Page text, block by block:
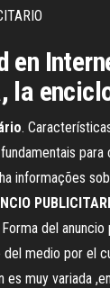
en
la
.
para
informações
del
medio por el
es muy variada